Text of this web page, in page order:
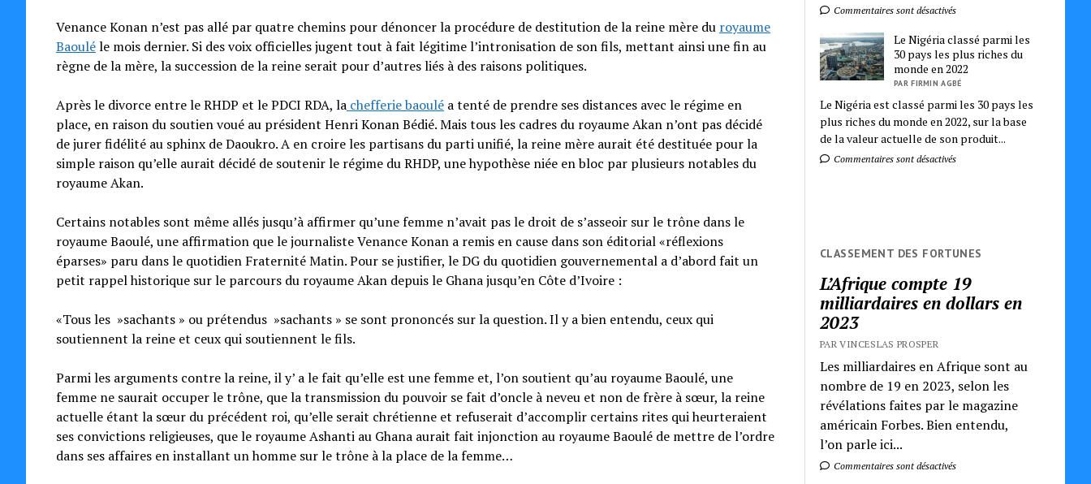
Venance Konan n’est pas allé par quatre chemins pour dénoncer la procédure de destitution de la reine mère du royaume
Baouléle mois dernier. Si des voix officielles jugent tout à fait légitime l’intronisation de son fils, mettant ainsi une fin au
règne de la mère, la succession de la reine serait pour d’autres liés à des raisons politiques.
Après le divorce entre le RHDP et le PDCI RDA, lachefferie baouléa tenté de prendre ses distances avec le régime en
place, en raison du soutien voué au président Henri Konan Bédié. Mais tous les cadres du royaume Akan n’ont pas décidé
de jurer fidélité au sphinx de Daoukro. A en croire les partisans du parti unifié, la reine mère aurait été destituée pour la
simple raison qu’elle aurait décidé de soutenir le régime du RHDP, une hypothèse niée en bloc par plusieurs notables du
royaume Akan.
Certains notables sont même allés jusqu’à affirmer qu’une femme n’avait pas le droit de s’asseoir sur le trône dans le
royaume Baoulé, une affirmation que le journaliste Venance Konan a remis en cause dans son éditorial «réflexions
éparses» paru dans le quotidien Fraternité Matin. Pour se justifier, le DG du quotidien gouvernemental a d’abord fait un
petit rappel historique sur le parcours du royaume Akan depuis le Ghana jusqu’en Côte d’Ivoire :
«Tous les »sachants » ou prétendus »sachants » se sont prononcés sur la question. Il y a bien entendu, ceux qui
soutiennent la reine et ceux qui soutiennent le fils.
Parmi les arguments contre la reine, il y’ a le fait qu’elle est une femme et, l’on soutient qu’au royaume Baoulé, une
femme ne saurait occuper le trône, que la transmission du pouvoir se fait d’oncle à neveu et non de frère à sœur, la reine
actuelle étant la sœur du précédent roi, qu’elle serait chrétienne et refuserait d’accomplir certains rites qui heurteraient
ses convictions religieuses, que le royaume Ashanti au Ghana aurait fait injonction au royaume Baoulé de mettre de l’ordre
dans ses affaires en installant un homme sur le trône à la place de la femme…
Commentaires sont désactivés
Le Nigéria classé parmi les
30 pays les plus riches du
monde en 2022
PAR FIRMIN AGBÉ
Le Nigéria est classé parmi les 30 pays les
plus riches du monde en 2022, sur la base
de la valeur actuelle de son produit...
Commentaires sont désactivés
CLASSEMENT DES FORTUNES
L’Afrique compte 19
milliardaires en dollars en
2023
PAR VINCESLAS PROSPER
Les milliardaires en Afrique sont au
nombre de 19 en 2023, selon les
révélations faites par le magazine
américain Forbes. Bien entendu,
l’on parle ici...
Commentaires sont désactivés